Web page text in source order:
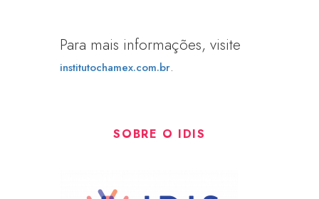
Para mais informações, visite
institutochamex.com.br.
SOBRE O IDIS